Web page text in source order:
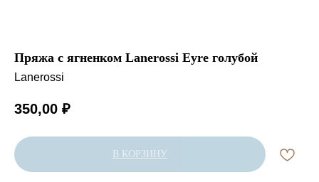
Пряжа с ягненком Lanerossi Eyre голубой
Lanerossi
350,00 ₽
В КОРЗИНУ